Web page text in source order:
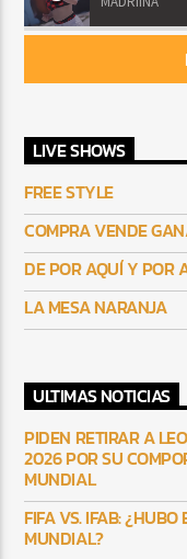
LIVE SHOWS
FREE STYLE
COMPRA VENDE
DE POR AQUÍ Y POR
LA MESA NARANJA
ULTIMAS NOTICIAS
PIDEN RETIRAR A
2026 POR SU
MUNDIAL
FIFA VS. IFAB:
MUNDIAL?